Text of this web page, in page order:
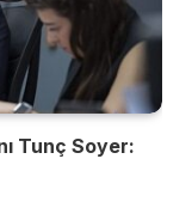
Tunç Soyer: